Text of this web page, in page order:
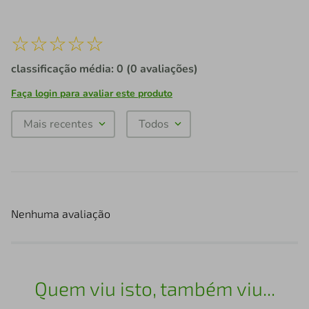
☆☆☆☆☆
classificação média: 0 (0 avaliações)
Faça login para avaliar este produto
Mais recentes Todos
Nenhuma avaliação
Quem viu isto, também viu...